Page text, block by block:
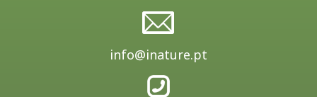
info@inature.pt